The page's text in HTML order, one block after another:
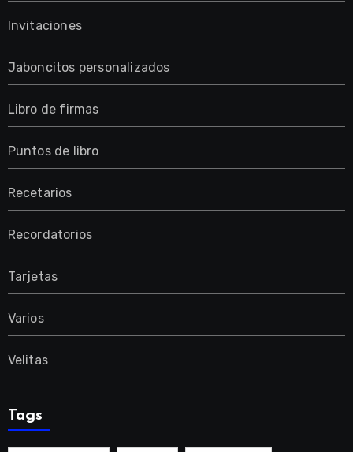
Invitaciones
Jaboncitos personalizados
Libro de firmas
Puntos de libro
Recetarios
Recordatorios
Tarjetas
Varios
Velitas
Tags